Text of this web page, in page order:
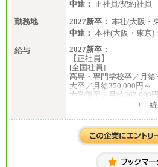
中途： 正社員/契約社員
勤務地
2027新卒： 本社(大阪・
中途： 本社(大阪・東京
給与
2027新卒：
【正社員】
[全国社員]
高専・専門学校卒／月給
大卒／月給350,000円～
大学院卒／月給362,000円
[地域社員]月給295,000円
【正社員】
[全国社員]月給348,000
[地域社員]月給295,000
【契約社員】月給200,000
+ 続